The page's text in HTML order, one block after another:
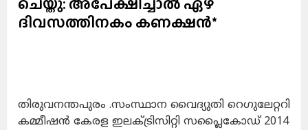
ദിവസത്തിനകം കണക്ഷൻ*
തിരുവനന്തപുരം .സംസ്ഥാന വൈദ്യുതി റെഗുലേറ്ററി
കമ്മീഷൻ കേരള ഇലക്ട്രിസിറ്റി സപ്ലൈകോഡ് 2014